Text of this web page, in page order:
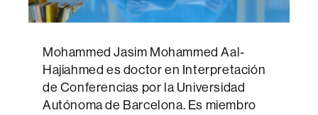
Mohammed Jasim Mohammed Aal-
Hajiahmed es doctor en Interpretación
de Conferencias por la Universidad
Autónoma de Barcelona. Es miembro